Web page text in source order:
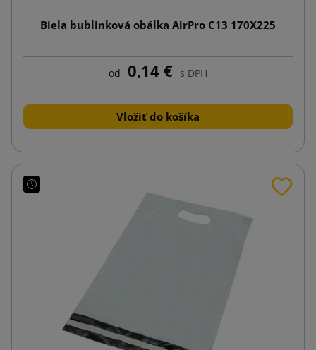
Biela bublinková obálka AirPro C13 170X225
od 0,14 € s DPH
Vložiť do košíka